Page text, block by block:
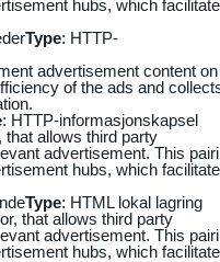
hubs, which
Type: HTTP-
advertisement content on
of the ads and
: HTTP-informasjonskapsel
that allows third party
advertisement. This
hubs, which
Type: HTML lokal lagring
that allows third party
advertisement. This
hubs, which